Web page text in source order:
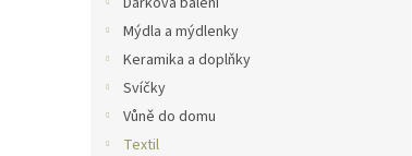
Mýdla a mýdlenky
Keramika a doplňky
Svíčky
Vůně do domu
Textil